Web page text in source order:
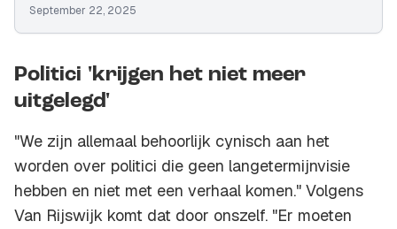
September 22, 2025
Politici 'krijgen het niet meer
uitgelegd'
"We zijn allemaal behoorlijk cynisch aan het
worden over politici die geen langetermijnvisie
hebben en niet met een verhaal komen." Volgens
Van Rijswijk komt dat door onszelf. "Er moeten